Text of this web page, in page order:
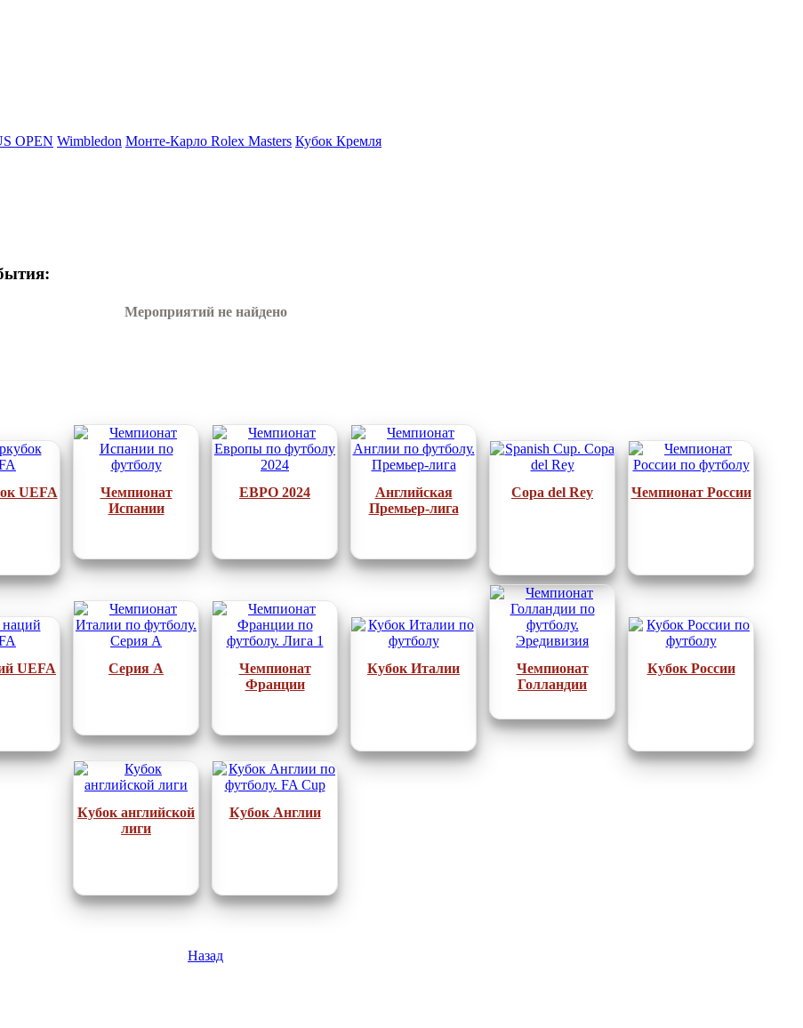
OPEN Wimbledon Монте-Карло Rolex Masters Кубок Кремля
Мероприятий не найдено
UEFA
Чемпионат
Испании
ЕВРО 2024
Английская
Премьер-лига
Copa del Rey Чемпионат России
UEFA Серия А
Чемпионат
Франции
Кубок Италии
Чемпионат
Голландии
Кубок России
Кубок английской
лиги
Кубок Англии
Назад